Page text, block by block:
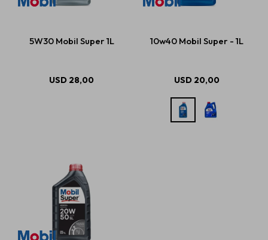
5W30 Mobil Super 1L
USD 28,00
10w40 Mobil Super - 1L
USD 20,00